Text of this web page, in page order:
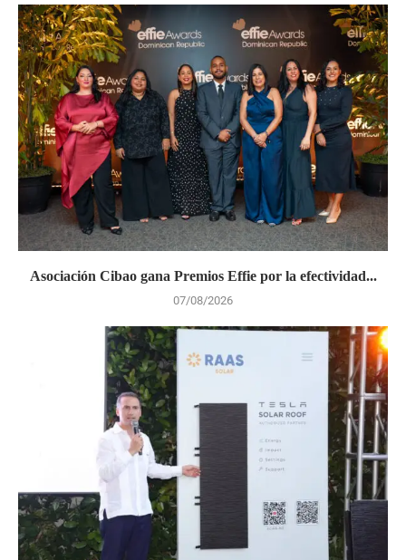
Asociación Cibao gana Premios Effie por la efectividad...
07/08/2026